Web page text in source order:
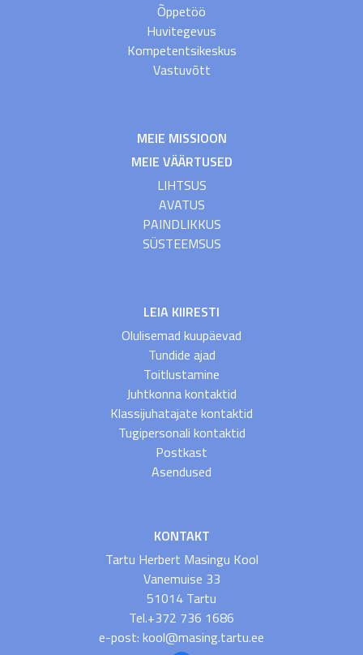
Õppetöö
Huvitegevus
Kompetentsikeskus
Vastuvõtt
MEIE MISSIOON
MEIE VÄÄRTUSED
LIHTSUS
AVATUS
PAINDLIKKUS
SÜSTEEMSUS
LEIA KIIRESTI
Olulisemad kuupäevad
Tundide ajad
Toitlustamine
Juhtkonna kontaktid
Klassijuhatajate kontaktid
Tugipersonali kontaktid
Postkast
Asendused
KONTAKT
Tartu Herbert Masingu Kool
Vanemuise 33
51014 Tartu
Tel.+372 736 1686
e-post: kool@masing.tartu.ee